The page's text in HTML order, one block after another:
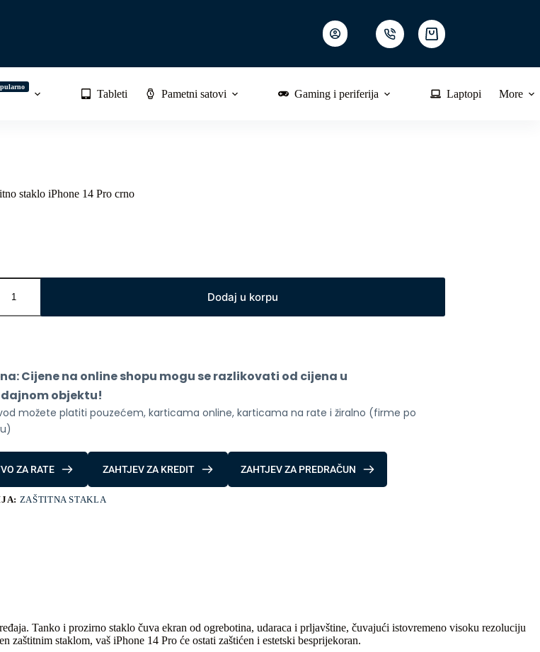
Shopping
cart
Tableti Pametni satovi Gaming i periferija Laptopi More
staklo iPhone 14 Pro crno
Dodaj u korpu
Cijene na online shopu mogu se razlikovati od cijena u
objektu!
možete platiti pouzećem, karticama online, karticama na rate i žiralno (firme po
ZA RATE ZAHTJEV ZA KREDIT ZAHTJEV ZA PREDRAČUN
ZAŠTITNA STAKLA
Tanko i prozirno staklo čuva ekran od ogrebotina, udaraca i prljavštine, čuvajući istovremeno visoku rezoluciju
zaštitnim staklom, vaš iPhone 14 Pro će ostati zaštićen i estetski besprijekoran.